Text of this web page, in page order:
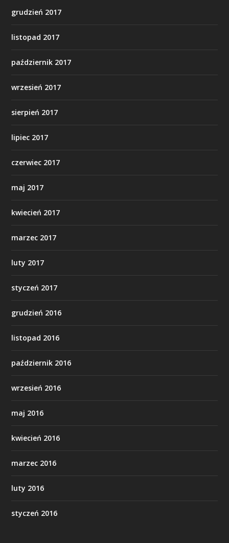
grudzień 2017
listopad 2017
październik 2017
wrzesień 2017
sierpień 2017
lipiec 2017
czerwiec 2017
maj 2017
kwiecień 2017
marzec 2017
luty 2017
styczeń 2017
grudzień 2016
listopad 2016
październik 2016
wrzesień 2016
maj 2016
kwiecień 2016
marzec 2016
luty 2016
styczeń 2016